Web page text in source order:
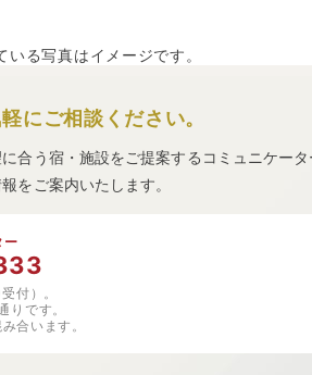
いる写真はイメージです。
にご相談ください。
合う宿・施設をご提案するコミュニケー
をご案内いたします。
ー
付）。
りです。
合います。